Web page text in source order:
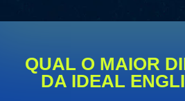
QUAL O MAIOR
DA IDEAL